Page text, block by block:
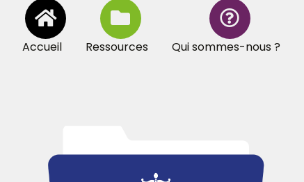
Accueil Ressources Qui sommes-nous ?